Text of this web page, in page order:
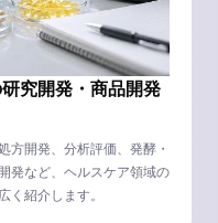
究開発・商品開発
方開発、分析評価、発酵・
発など、ヘルスケア領域の
く紹介します。